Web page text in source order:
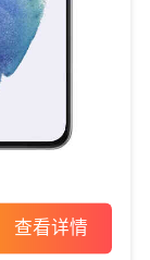
查看详情